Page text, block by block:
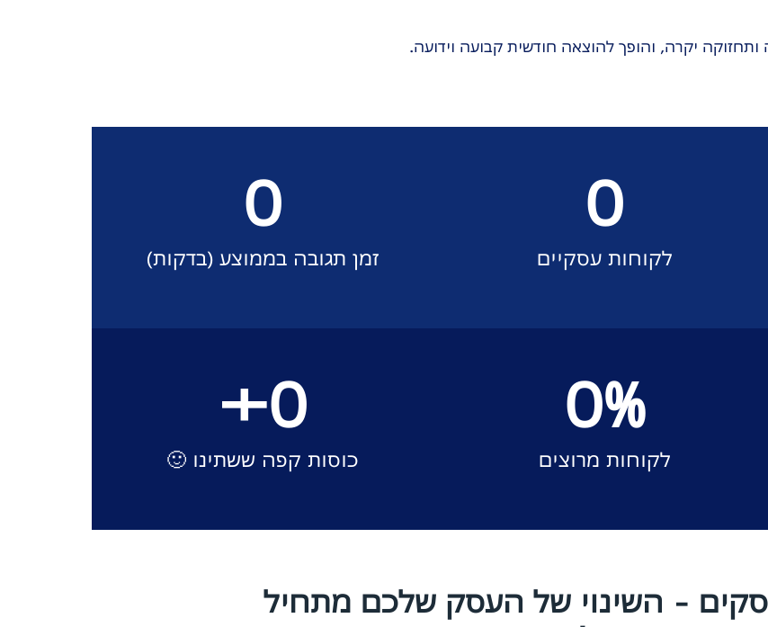
יקרה, והופך להוצאה חודשית קבועה וידועה.
לקוחות עסקיים
0
זמן תגובה בממוצע (בדקות)
0
לקוחות מרוצים
%
0
כוסות קפה ששתינו 🙂
0
+
- השינוי של העסק שלכם מתחיל